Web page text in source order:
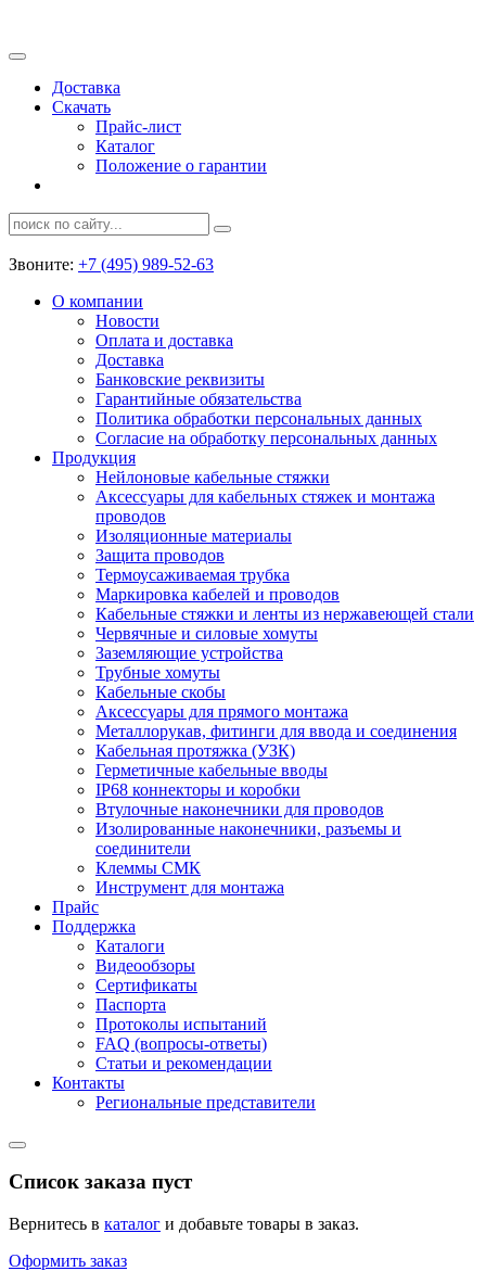
Доставка
Скачать
Прайс-лист
Каталог
Положение о гарантии
Звоните: +7 (495) 989-52-63
О компании
Новости
Оплата и доставка
Доставка
Банковские реквизиты
Гарантийные обязательства
Политика обработки персональных данных
Согласие на обработку персональных данных
Продукция
Нейлоновые кабельные стяжки
Аксессуары для кабельных стяжек и монтажа
проводов
Изоляционные материалы
Защита проводов
Термоусаживаемая трубка
Маркировка кабелей и проводов
Кабельные стяжки и ленты из нержавеющей стали
Червячные и силовые хомуты
Заземляющие устройства
Трубные хомуты
Кабельные скобы
Аксессуары для прямого монтажа
Металлорукав, фитинги для ввода и соединения
Кабельная протяжка (УЗК)
Герметичные кабельные вводы
IP68 коннекторы и коробки
Втулочные наконечники для проводов
Изолированные наконечники, разъемы и
соединители
Клеммы СМК
Инструмент для монтажа
Прайс
Поддержка
Каталоги
Видеообзоры
Сертификаты
Паспорта
Протоколы испытаний
FAQ (вопросы-ответы)
Статьи и рекомендации
Контакты
Региональные представители
Список заказа пуст
Вернитесь в каталог и добавьте товары в заказ.
Оформить заказ